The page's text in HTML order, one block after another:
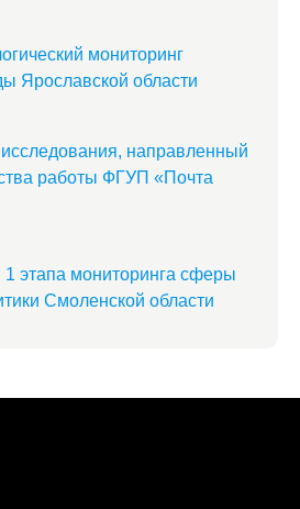
мониторинг
Ярославской области
направленный
работы ФГУП «Почта
этапа мониторинга сферы
Смоленской области